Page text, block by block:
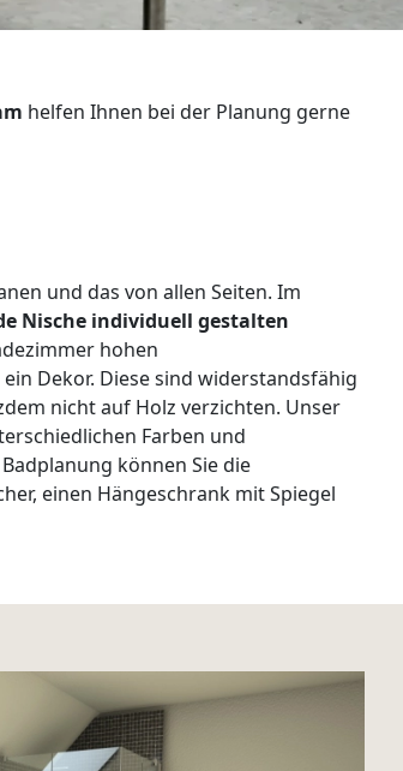
helfen Ihnen bei der Planung gerne
und das von allen Seiten. Im
Nische individuell gestalten
hohen
Dekor. Diese sind widerstandsfähig
nicht auf Holz verzichten. Unser
Farben und
können Sie die
einen Hängeschrank mit Spiegel